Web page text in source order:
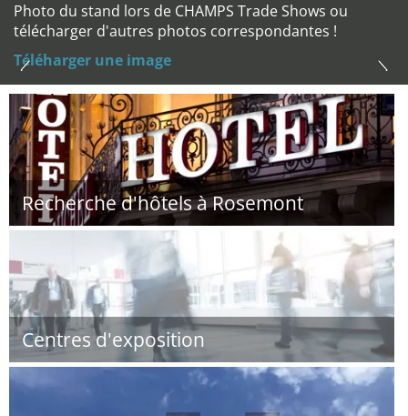
Photo du stand lors de CHAMPS Trade Shows ou
télécharger d'autres photos correspondantes !
Téléharger une image
Recherche d'hôtels à Rosemont
Centres d'exposition